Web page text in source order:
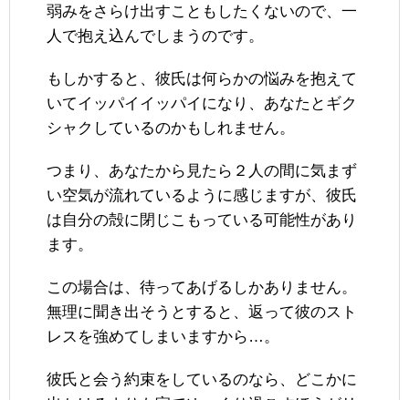
弱みをさらけ出すこともしたくないので、一
人で抱え込んでしまうのです。
もしかすると、彼氏は何らかの悩みを抱えて
いてイッパイイッパイになり、あなたとギク
シャクしているのかもしれません。
つまり、あなたから見たら２人の間に気まず
い空気が流れているように感じますが、彼氏
は自分の殻に閉じこもっている可能性があり
ます。
この場合は、待ってあげるしかありません。
無理に聞き出そうとすると、返って彼のスト
レスを強めてしまいますから…。
彼氏と会う約束をしているのなら、どこかに